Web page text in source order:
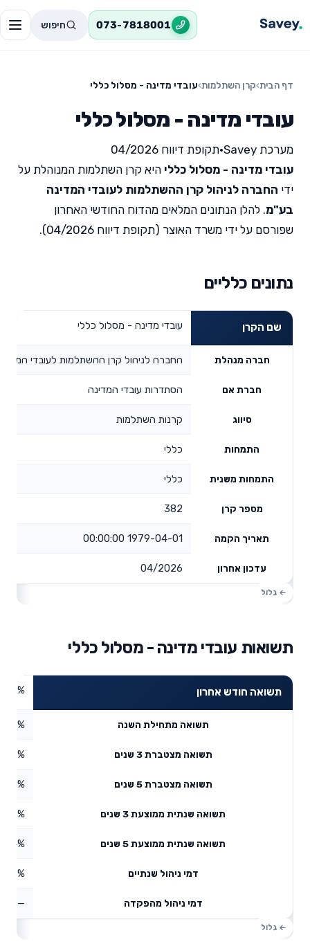
073-7818001 חיפוש
דף הבית›קרן השתלמות›עובדי מדינה - מסלול כללי
עובדי מדינה - מסלול כללי
מערכת Savey •תקופת דיווח 04/2026
עובדי מדינה - מסלול כללי היא קרן השתלמות המנוהלת על
ידי החברה לניהול קרן ההשתלמות לעובדי המדינה
בע"מ. להלן הנתונים המלאים מהדוח החודשי האחרון
שפורסם על ידי משרד האוצר (תקופת דיווח 04/2026).
נתונים כלליים
שם הקרן עובדי מדינה - מסלול כללי
חברה מנהלת החברה לניהול קרן ההשתלמות לעובדי
חברת אם הסתדרות עובדי המדינה
סיווג קרנות השתלמות
התמחות כללי
התמחות משנית כללי
מספר קרן 382
תאריך הקמה 1979-04-01 00:00:00
עדכון אחרון 04/2026
תשואות עובדי מדינה - מסלול כללי
תשואה חודש אחרון
תשואה מתחילת השנה
תשואה מצטברת 3 שנים
תשואה מצטברת 5 שנים
תשואה שנתית ממוצעת 3 שנים
תשואה שנתית ממוצעת 5 שנים
דמי ניהול שנתיים
דמי ניהול מהפקדה —